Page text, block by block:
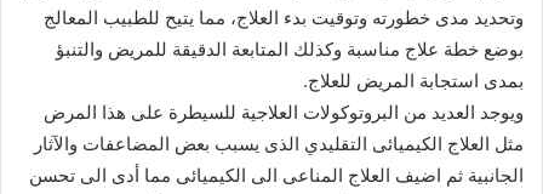
وتحديد مدى خطورته وتوقيت بدء العلاج، مما يتيح للطبيب المعالج
بوضع خطة علاج مناسبة وكذلك المتابعة الدقيقة للمريض والتنبؤ
بمدى استجابة المريض للعلاج.
ويوجد العديد من البروتوكولات العلاجية للسيطرة على هذا المرض
مثل العلاج الكيميائى التقليدي الذى يسبب بعض المضاعفات والآثار
الجانبية ثم اضيف العلاج المناعى الى الكيميائى مما أدى الى تحسن